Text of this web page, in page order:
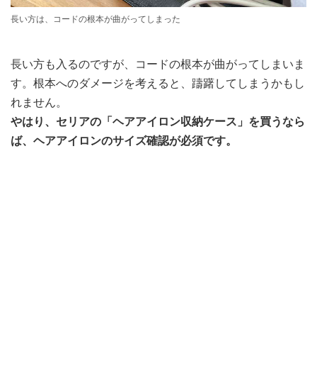
長い方は、コードの根本が曲がってしまった
長い方も入るのですが、コードの根本が曲がってしまいま
す。根本へのダメージを考えると、躊躇してしまうかもし
れません。
やはり、セリアの「ヘアアイロン収納ケース」を買うなら
ば、ヘアアイロンのサイズ確認が必須です。